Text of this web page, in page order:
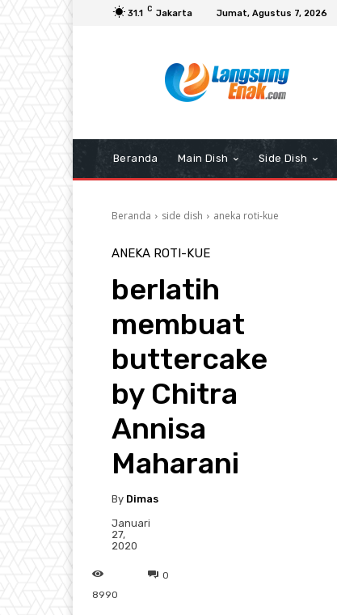
31.1 C Jakarta Jumat, Agustus 7, 2026
Beranda Main Dish Side Dish
Beranda side dish aneka roti-kue
ANEKA ROTI-KUE
berlatih
membuat
buttercake
by Chitra
Annisa
Maharani
By Dimas
Januari
27,
2020
0
8990